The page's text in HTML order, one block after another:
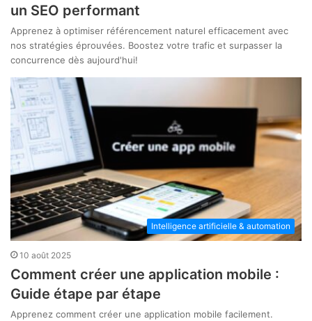
un SEO performant
Apprenez à optimiser référencement naturel efficacement avec
nos stratégies éprouvées. Boostez votre trafic et surpasser la
concurrence dès aujourd'hui!
Intelligence artificielle & automation
10 août 2025
Comment créer une application mobile :
Guide étape par étape
Apprenez comment créer une application mobile facilement.